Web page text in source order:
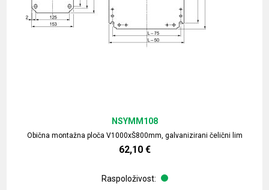
Obična montažna ploča V1000xŠ800mm, galvanizirani čelični lim
NSYMM108
62,10 €
Raspoloživost: